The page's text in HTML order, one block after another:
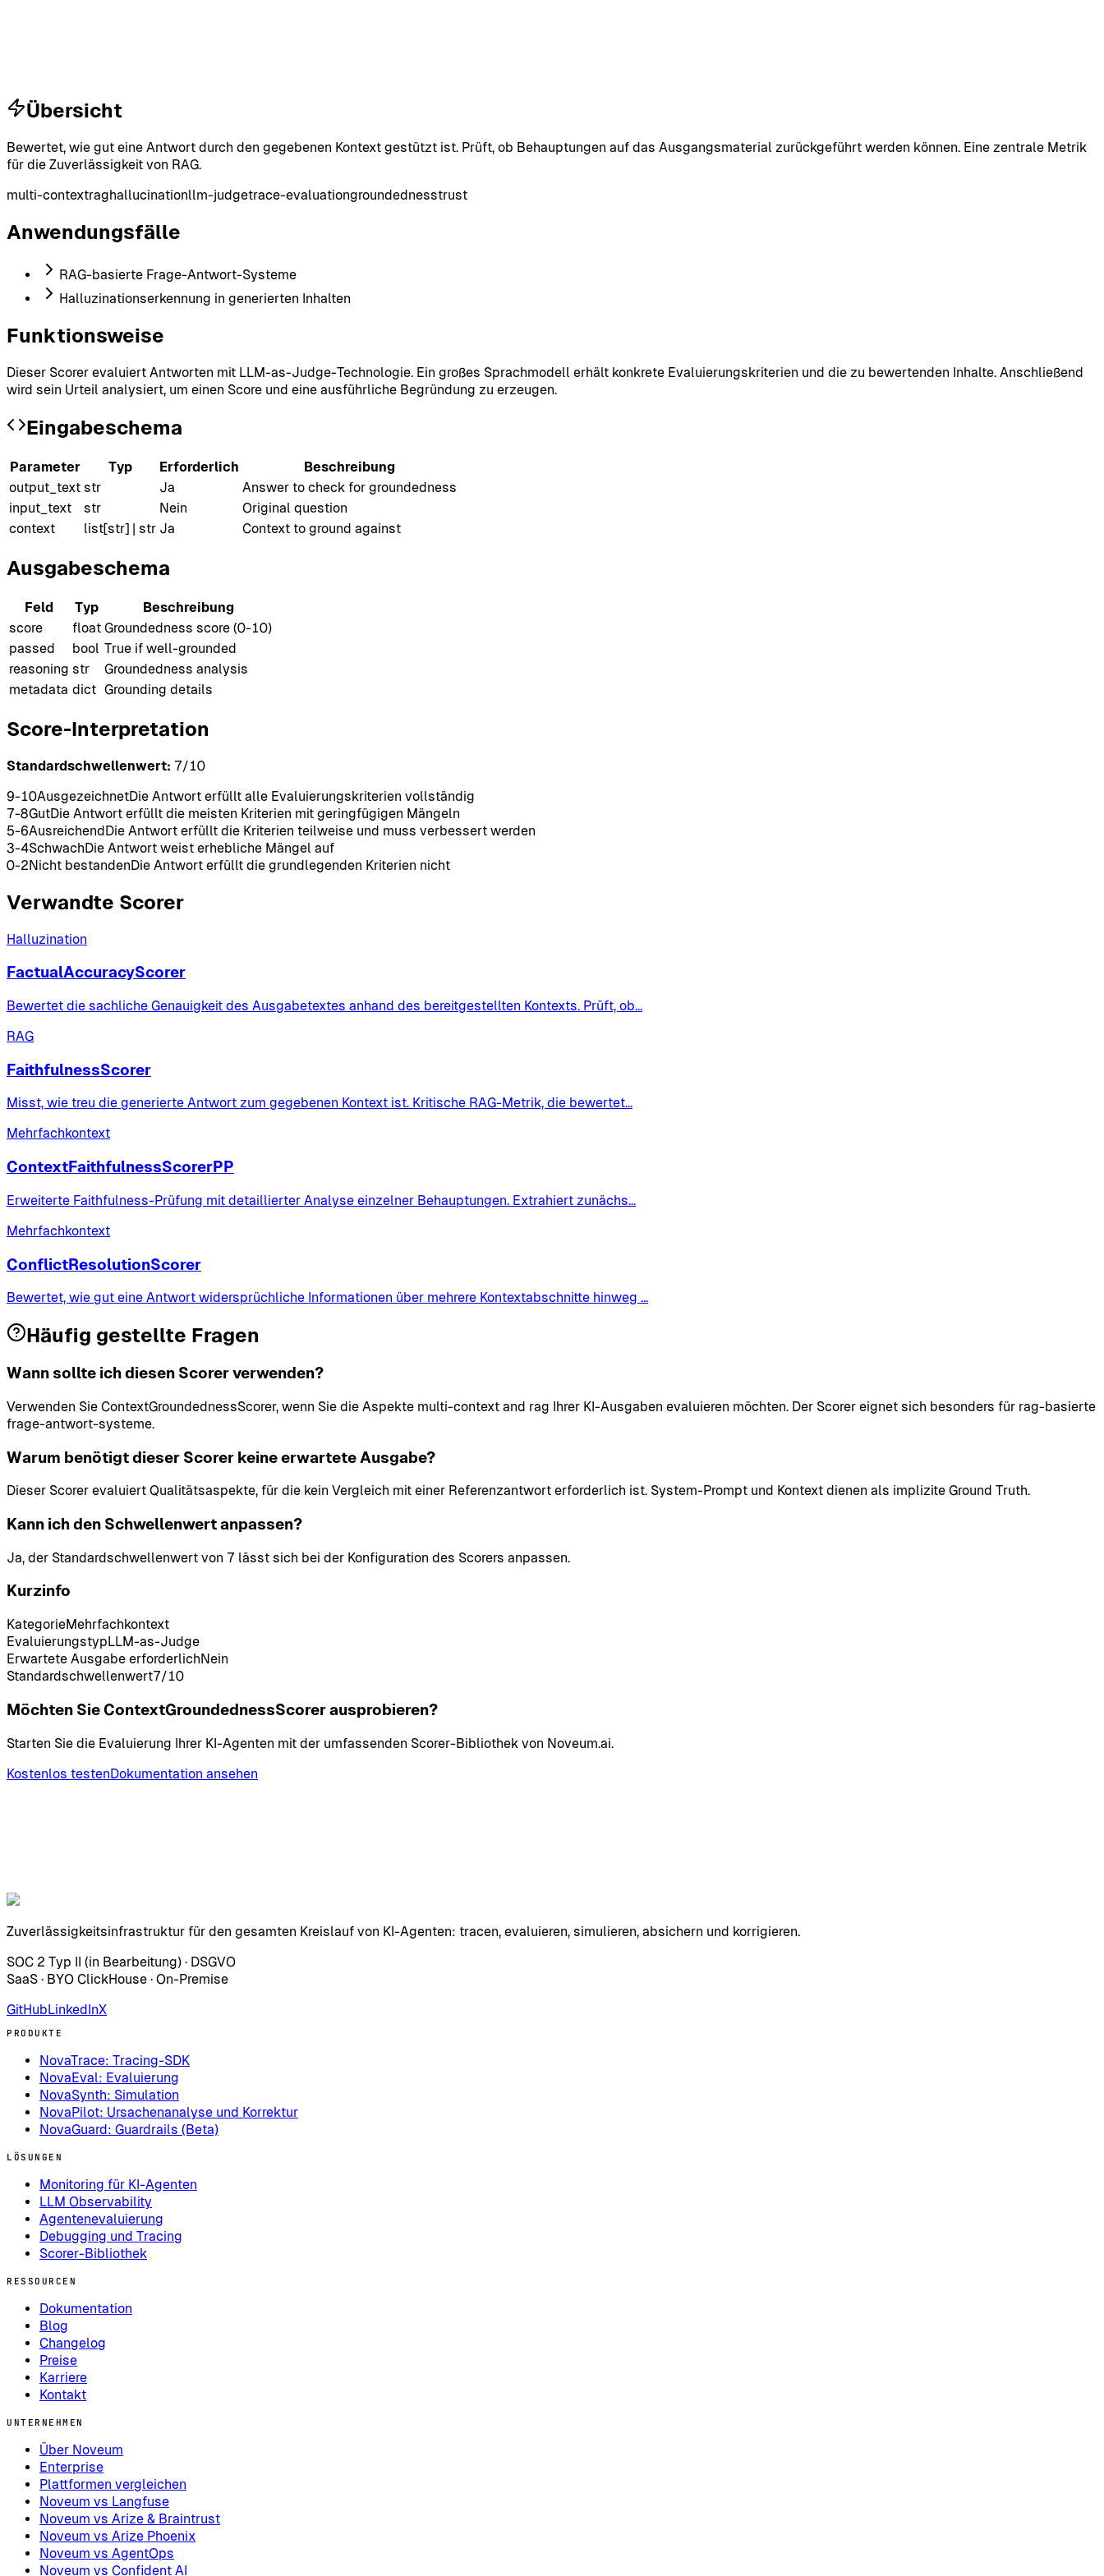
Übersicht
Bewertet, wie gut eine Antwort durch den gegebenen Kontext gestützt ist. Prüft, ob Behauptungen auf das Ausgangsmaterial zurückgeführt werden können. Eine zentrale Metrik
für die Zuverlässigkeit von RAG.
multi-contextraghallucinationllm-judgetrace-evaluationgroundednesstrust
Anwendungsfälle
RAG-basierte Frage-Antwort-Systeme
Halluzinationserkennung in generierten Inhalten
Funktionsweise
Dieser Scorer evaluiert Antworten mit LLM-as-Judge-Technologie. Ein großes Sprachmodell erhält konkrete Evaluierungskriterien und die zu bewertenden Inhalte. Anschließend
wird sein Urteil analysiert, um einen Score und eine ausführliche Begründung zu erzeugen.
Eingabeschema
Parameter Typ Erforderlich
Beschreibung
output_text str Ja
Answer to check for groundedness
input_text
str Nein
Original question
context
list[str] | str Ja Context to ground against
Ausgabeschema
Feld Typ
Beschreibung
score
float Groundedness score (0-10)
passed
bool True if well-grounded
reasoning str
Groundedness analysis
metadata dict Grounding details
Score-Interpretation
Standardschwellenwert: 7/10
9-10AusgezeichnetDie Antwort erfüllt alle Evaluierungskriterien vollständig
7-8GutDie Antwort erfüllt die meisten Kriterien mit geringfügigen Mängeln
5-6AusreichendDie Antwort erfüllt die Kriterien teilweise und muss verbessert werden
3-4SchwachDie Antwort weist erhebliche Mängel auf
0-2Nicht bestandenDie Antwort erfüllt die grundlegenden Kriterien nicht
Verwandte Scorer
Halluzination
FactualAccuracyScorer
Bewertet die sachliche Genauigkeit des Ausgabetextes anhand des bereitgestellten Kontexts. Prüft, ob...
RAG
FaithfulnessScorer
Misst, wie treu die generierte Antwort zum gegebenen Kontext ist. Kritische RAG-Metrik, die bewertet...
Mehrfachkontext
ContextFaithfulnessScorerPP
Erweiterte Faithfulness-Prüfung mit detaillierter Analyse einzelner Behauptungen. Extrahiert zunächs...
Mehrfachkontext
ConflictResolutionScorer
Bewertet, wie gut eine Antwort widersprüchliche Informationen über mehrere Kontextabschnitte hinweg ...
Häufig gestellte Fragen
Wann sollte ich diesen Scorer verwenden?
Verwenden Sie ContextGroundednessScorer, wenn Sie die Aspekte multi-context and rag Ihrer KI-Ausgaben evaluieren möchten. Der Scorer eignet sich besonders für rag-basierte
frage-antwort-systeme.
Warum benötigt dieser Scorer keine erwartete Ausgabe?
Dieser Scorer evaluiert Qualitätsaspekte, für die kein Vergleich mit einer Referenzantwort erforderlich ist. System-Prompt und Kontext dienen als implizite Ground Truth.
Kann ich den Schwellenwert anpassen?
Ja, der Standardschwellenwert von 7 lässt sich bei der Konfiguration des Scorers anpassen.
Kurzinfo
KategorieMehrfachkontext
EvaluierungstypLLM-as-Judge
Erwartete Ausgabe erforderlichNein
Standardschwellenwert7/10
Möchten Sie ContextGroundednessScorer ausprobieren?
Starten Sie die Evaluierung Ihrer KI-Agenten mit der umfassenden Scorer-Bibliothek von Noveum.ai.
Kostenlos testenDokumentation ansehen
Zuverlässigkeitsinfrastruktur für den gesamten Kreislauf von KI-Agenten: tracen, evaluieren, simulieren, absichern und korrigieren.
SOC 2 Typ II (in Bearbeitung) · DSGVO
SaaS · BYO ClickHouse · On-Premise
GitHubLinkedInX
PRODUKTE
NovaTrace: Tracing-SDK
NovaEval: Evaluierung
NovaSynth: Simulation
NovaPilot: Ursachenanalyse und Korrektur
NovaGuard: Guardrails (Beta)
LÖSUNGEN
Monitoring für KI-Agenten
LLM Observability
Agentenevaluierung
Debugging und Tracing
Scorer-Bibliothek
RESSOURCEN
Dokumentation
Blog
Changelog
Preise
Karriere
Kontakt
UNTERNEHMEN
Über Noveum
Enterprise
Plattformen vergleichen
Noveum vs Langfuse
Noveum vs Arize & Braintrust
Noveum vs Arize Phoenix
Noveum vs AgentOps
Noveum vs Confident AI